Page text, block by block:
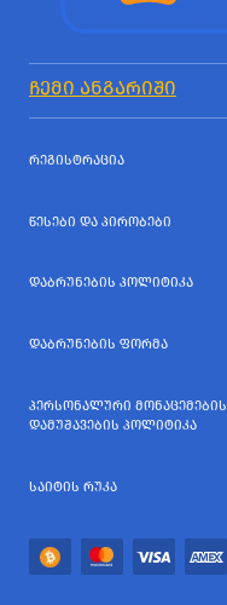
ᲩᲔᲛᲘ ᲐᲜᲒᲐᲠᲘᲨᲘ
ᲠᲔᲒᲘᲡᲢᲠᲐᲪᲘᲐ
ᲬᲔᲡᲔᲑᲘ ᲓᲐ ᲞᲘᲠᲝᲑᲔᲑᲘ
ᲓᲐᲑᲠᲣᲜᲔᲑᲘᲡ ᲞᲝᲚᲘᲢᲘᲙᲐ
ᲓᲐᲑᲠᲣᲜᲔᲑᲘᲡ ᲤᲝᲠᲛᲐ
ᲞᲔᲠᲡᲝᲜᲐᲚᲣᲠᲘ ᲛᲝᲜᲐᲪᲔᲛᲔᲑᲘᲡ
ᲓᲐᲛᲣᲨᲐᲕᲔᲑᲘᲡ ᲞᲝᲚᲘᲢᲘᲙᲐ
ᲡᲐᲘᲢᲘᲡ ᲠᲣᲙᲐ